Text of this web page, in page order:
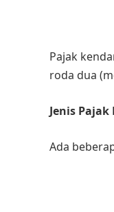
Pajak
roda dua
Jenis
Ada